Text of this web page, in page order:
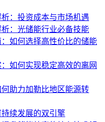
：投资成本与市场机遇
：光储能行业必备技能
如何选择高性价比的储能
如何实现稳定高效的离网
助力加勒比地区能源转
续发展的双引擎